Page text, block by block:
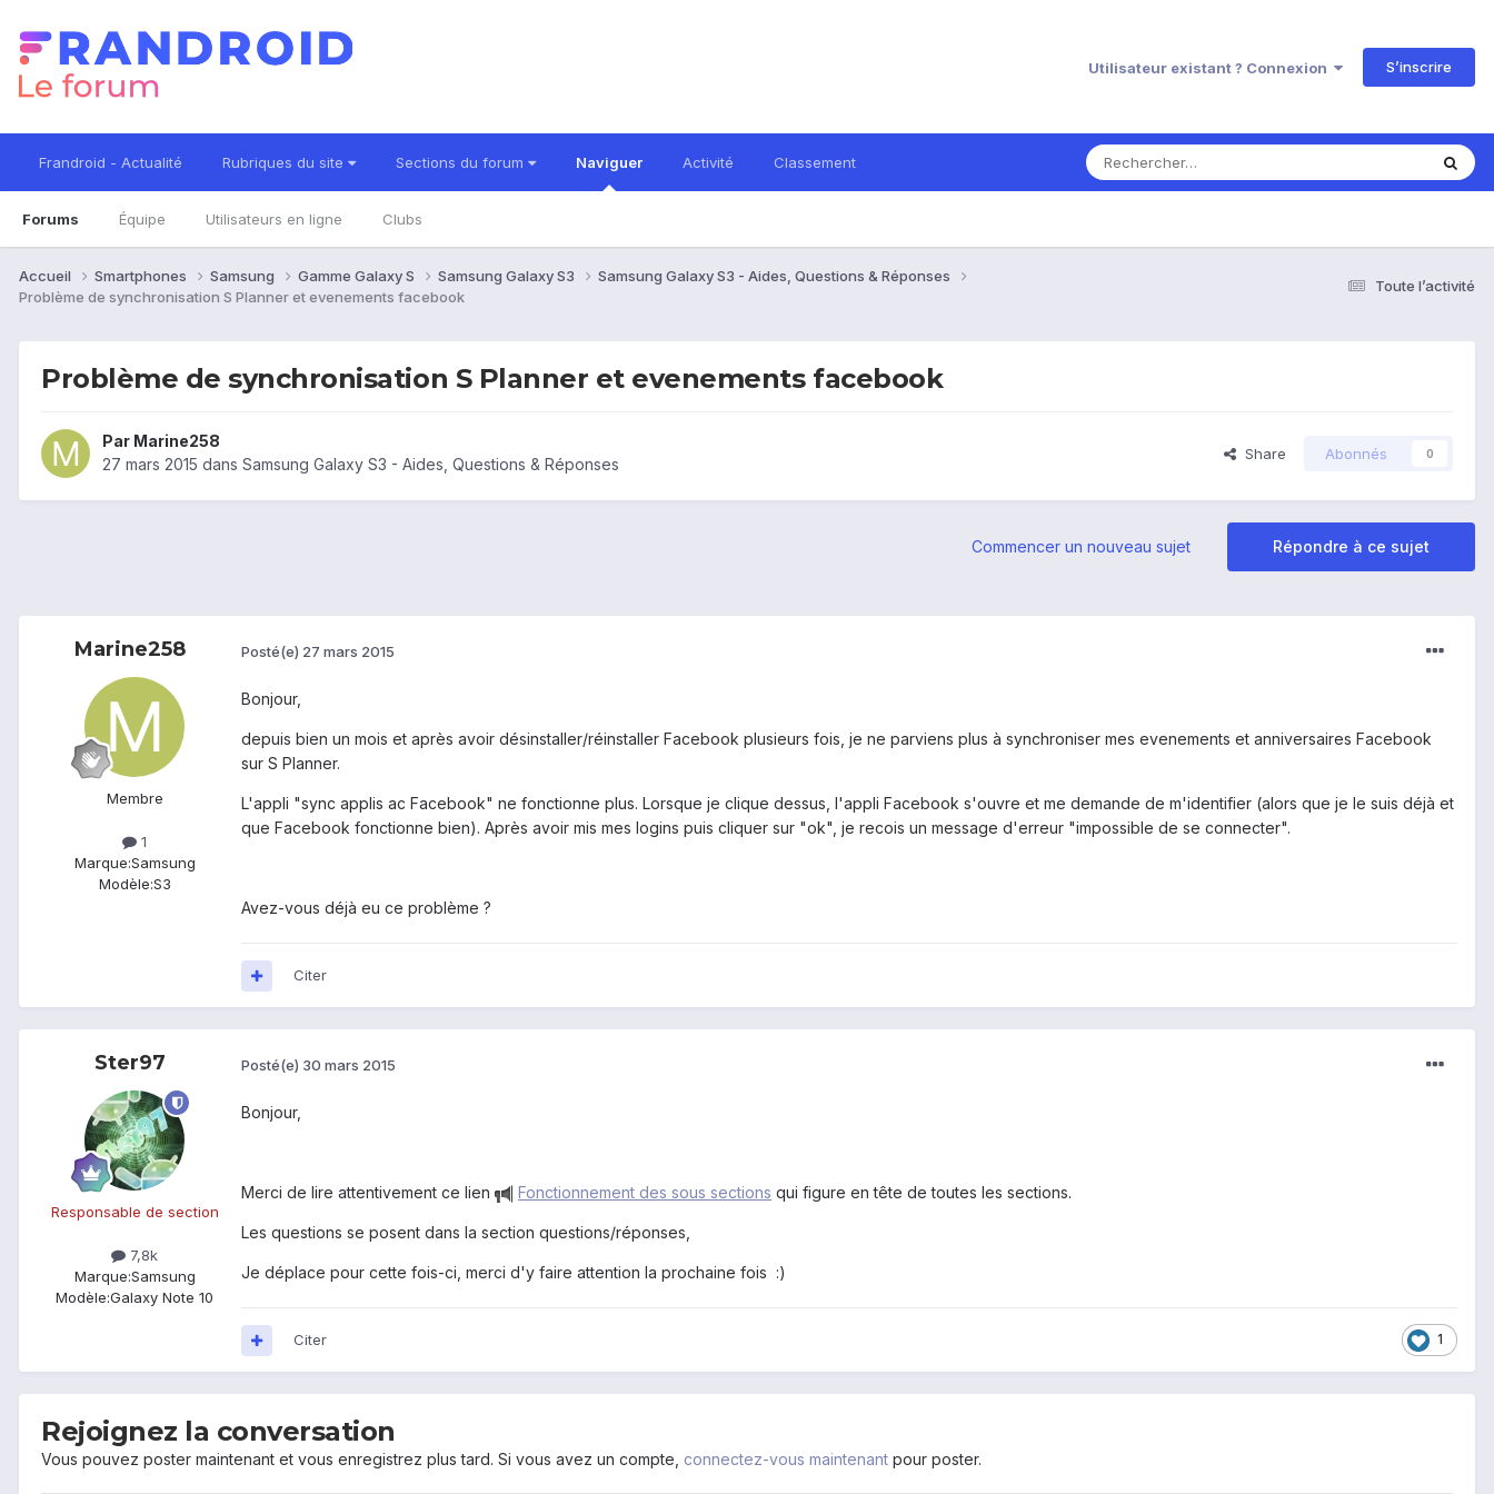
Utilisateur existant ? Connexion S’inscrire
Frandroid - Actualité Rubriques du site Sections du forum Naviguer
Forums Équipe Utilisateurs en ligne Clubs
Activité Classement
Toute l’activité
Accueil Smartphones Samsung Gamme Galaxy S Samsung Galaxy S3
Samsung Galaxy S3 - Aides, Questions & Réponses
Problème de synchronisation S Planner et evenements facebook
Problème de synchronisation S Planner et evenements facebook
Par Marine258
27 mars 2015 dans Samsung Galaxy S3 - Aides, Questions & Réponses
Share Abonnés 0
Répondre à ce sujet
Commencer un nouveau sujet
Marine258
Membre
1
Marque:Samsung
Modèle:S3
Posté(e) 27 mars 2015
Bonjour,
depuis bien un mois et après avoir désinstaller/réinstaller Facebook plusieurs fois, je ne parviens plus à synchroniser mes evenements et anniversaires Facebook
sur S Planner.
L'appli "sync applis ac Facebook" ne fonctionne plus. Lorsque je clique dessus, l'appli Facebook s'ouvre et me demande de m'identifier (alors que je le suis déjà et
que Facebook fonctionne bien). Après avoir mis mes logins puis cliquer sur "ok", je recois un message d'erreur "impossible de se connecter".
Avez-vous déjà eu ce problème ?
Citer
Ster97
Responsable de section
7,8k
Marque:Samsung
Modèle:Galaxy Note 10
Posté(e) 30 mars 2015
Bonjour,
Merci de lire attentivement ce lien Fonctionnement des sous sections qui figure en tête de toutes les sections.
Les questions se posent dans la section questions/réponses,
Je déplace pour cette fois-ci, merci d'y faire attention la prochaine fois :)
1
Citer
Rejoignez la conversation
Vous pouvez poster maintenant et vous enregistrez plus tard. Si vous avez un compte, connectez-vous maintenant pour poster.